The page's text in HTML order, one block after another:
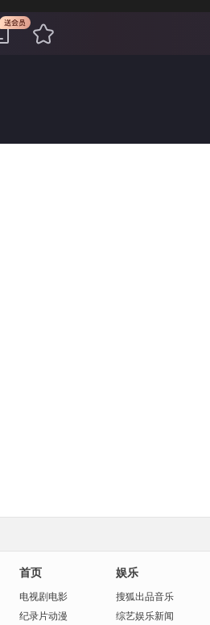
首页
电视剧电影
纪录片动漫
娱乐
搜狐出品音乐
综艺娱乐新闻